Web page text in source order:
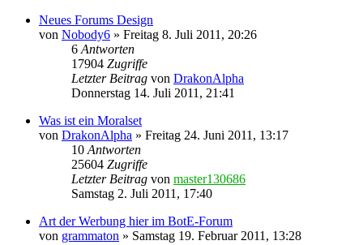
Neues Forums Design
von Nobody6 » Freitag 8. Juli 2011, 20:26
6 Antworten
17904 Zugriffe
Letzter Beitrag von DrakonAlpha
Donnerstag 14. Juli 2011, 21:41
Was ist ein Moralset
von DrakonAlpha » Freitag 24. Juni 2011, 13:17
10 Antworten
25604 Zugriffe
Letzter Beitrag von master130686
Samstag 2. Juli 2011, 17:40
Art der Werbung hier im BotE-Forum
von grammaton » Samstag 19. Februar 2011, 13:28